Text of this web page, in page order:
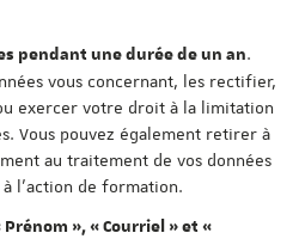
pendant une durée de un an.
vous concernant, les rectifier,
exercer votre droit à la limitation
Vous pouvez également retirer à
au traitement de vos données
l'action de formation.
», « Courriel » et «